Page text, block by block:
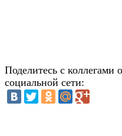
Поделитесь с
социальной сети: